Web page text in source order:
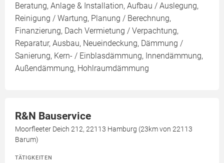
Beratung, Anlage & Installation, Aufbau / Auslegung,
Reinigung / Wartung, Planung / Berechnung,
Finanzierung, Dach Vermietung / Verpachtung,
Reparatur, Ausbau, Neueindeckung, Dämmung /
Sanierung, Kern- / Einblasdämmung, Innendämmung,
Außendämmung, Hohlraumdämmung
R&N Bauservice
Moorfleeter Deich 212, 22113 Hamburg (23km von 22113
Barum)
TÄTIGKEITEN